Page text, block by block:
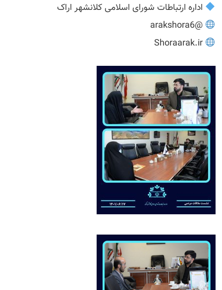
اداره ارتباطات شورای اسلامی کلانشهر اراک
@arakshora6
Shoraarak.ir